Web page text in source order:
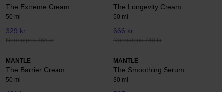
The Extreme Cream
50 ml
329 kr
Normalpris 365 kr
The Longevity Cream
50 ml
666 kr
Normalpris 740 kr
MANTLE
The Barrier Cream
50 ml
MANTLE
The Smoothing Serum
30 ml